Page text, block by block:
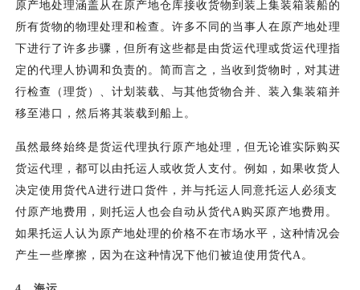
原产地处理涵盖从在原产地仓库接收货物到装上集装箱装船的
所有货物的物理处理和检查。许多不同的当事人在原产地处理
下进行了许多步骤，但所有这些都是由货运代理或货运代理指
定的代理人协调和负责的。简而言之，当收到货物时，对其进
行检查（理货）、计划装载、与其他货物合并、装入集装箱并
移至港口，然后将其装载到船上。
虽然最终始终是货运代理执行原产地处理，但无论谁实际购买
货运代理，都可以由托运人或收货人支付。例如，如果收货人
决定使用货代A进行进口货件，并与托运人同意托运人必须支
付原产地费用，则托运人也会自动从货代A购买原产地费用。
如果托运人认为原产地处理的价格不在市场水平，这种情况会
产生一些摩擦，因为在这种情况下他们被迫使用货代A。